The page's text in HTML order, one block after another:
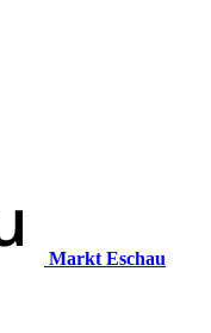
Markt Eschau